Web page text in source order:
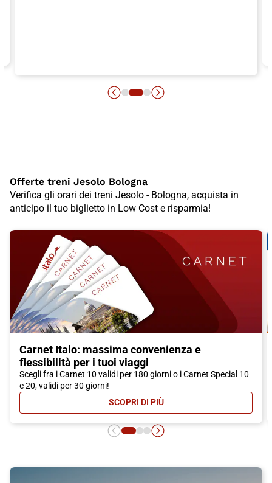
Offerte treni Jesolo Bologna
Verifica gli orari dei treni Jesolo - Bologna, acquista in
anticipo il tuo biglietto in Low Cost e risparmia!
Carnet Italo: massima convenienza e
flessibilità per i tuoi viaggi
Scegli fra i Carnet 10 validi per 180 giorni o i Carnet Special 10
e 20, validi per 30 giorni!
SCOPRI DI PIÙ- CARNET ITALO: MASSIMA